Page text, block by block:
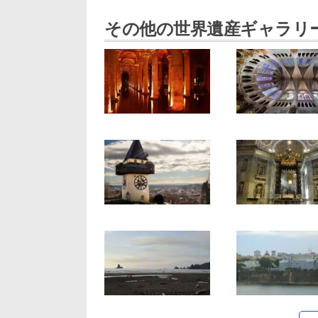
その他の世界遺産ギャラリ